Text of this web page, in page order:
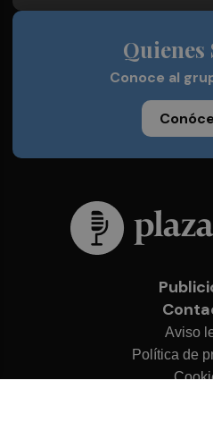
Quienes
Conoce al
Aviso
Política de